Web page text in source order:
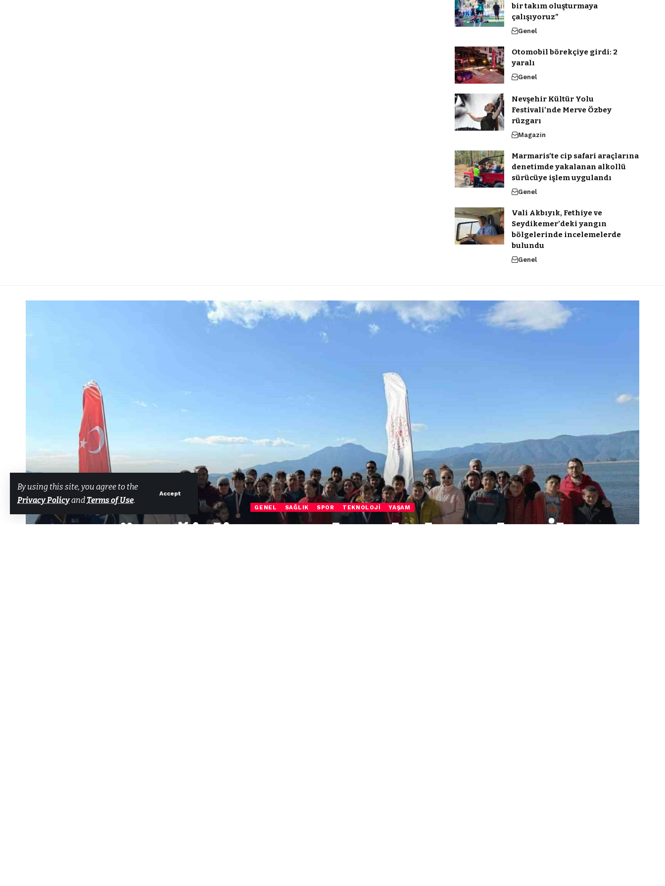
By using this site, you agree to the
Privacy Policyand Terms of Use.
Accept
bir takım oluşturmaya
çalışıyoruz”
Genel
Otomobil börekçiye girdi: 2
yaralı
Genel
Nevşehir Kültür Yolu
Festivali’nde Merve Özbey
rüzgarı
Magazin
Marmaris’te cip safari araçlarına
denetimde yakalanan alkollü
sürücüye işlem uygulandı
Genel
Vali Akbıyık, Fethiye ve
Seydikemer’deki yangın
bölgelerinde incelemelerde
bulundu
Genel
GENEL SAĞLIK SPOR TEKNOLOJI YAŞAM
Köyceğizli Kanocular Okul Sporları İl